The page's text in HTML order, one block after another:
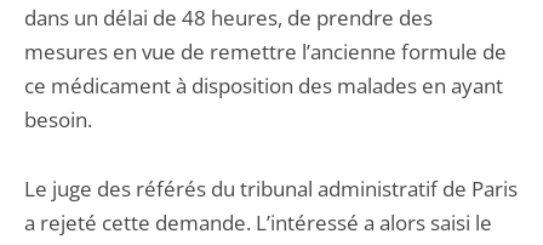
dans un délai de 48 heures, de prendre des
mesures en vue de remettre l’ancienne formule de
ce médicament à disposition des malades en ayant
besoin.
Le juge des référés du tribunal administratif de Paris
a rejeté cette demande. L’intéressé a alors saisi le